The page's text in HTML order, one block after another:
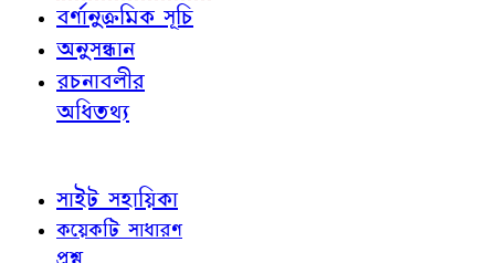
বর্ণানুক্রমিক সূচি
অনুসন্ধান
রচনাবলীর
অধিতথ্য
সাইট সহায়িকা
কয়েকটি সাধারণ
প্রশ্ন